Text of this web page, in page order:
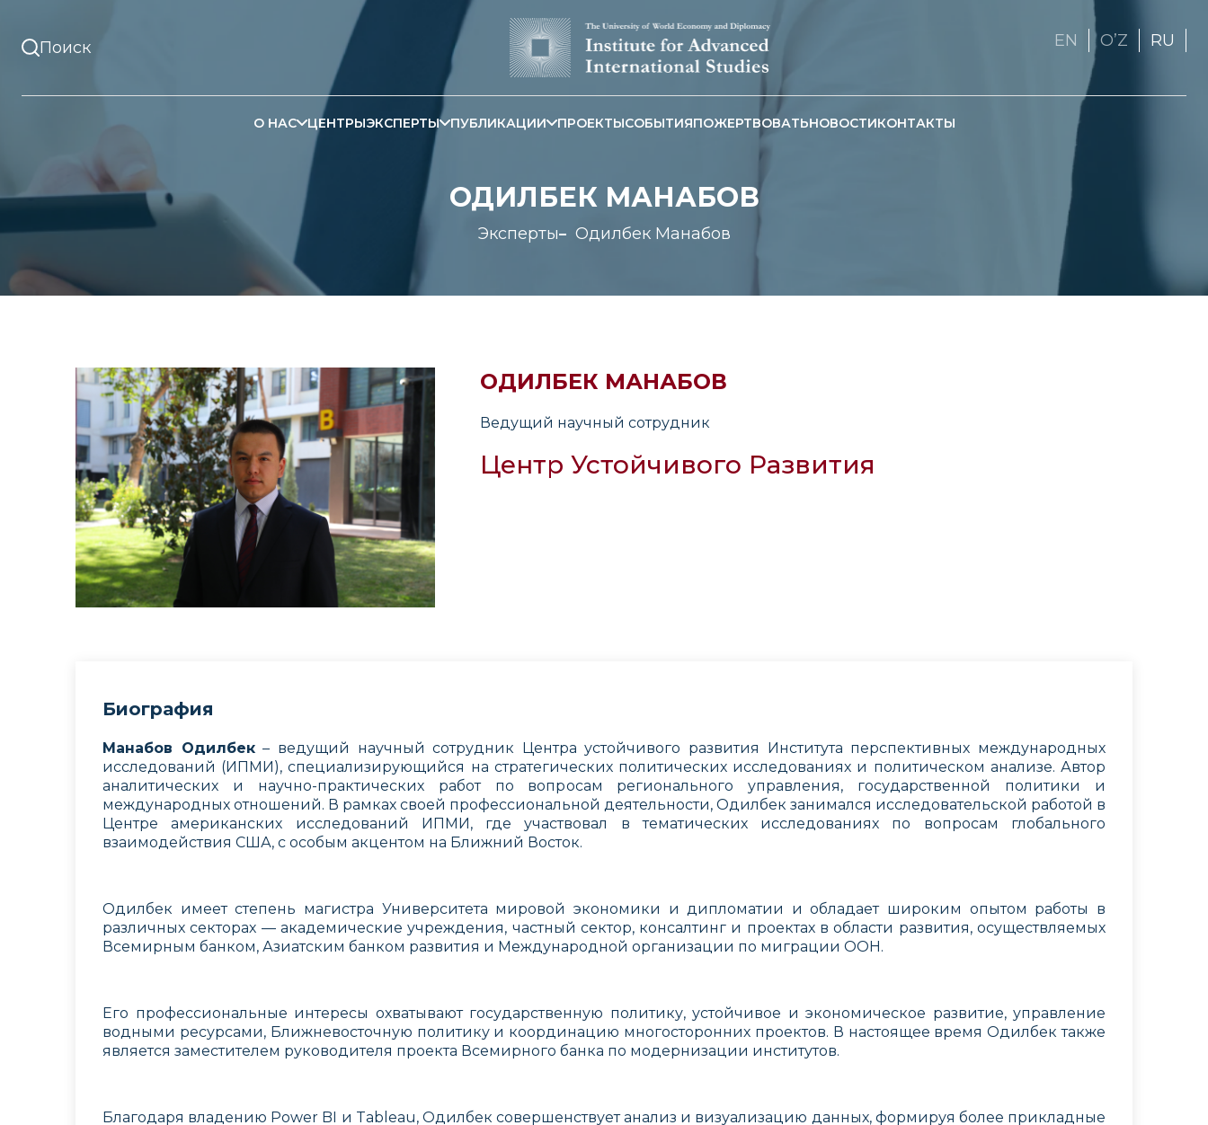
EN OʼZ RU
О НАС ЦЕНТРЫЭКСПЕРТЫ ПУБЛИКАЦИИ ПРОЕКТЫСОБЫТИЯПОЖЕРТВОВАТЬНОВОСТИКОНТАКТЫ
ОДИЛБЕК МАНАБОВ
Эксперты Одилбек Манабов
ОДИЛБЕК МАНАБОВ
Ведущий научный сотрудник
Центр Устойчивого Развития
Биография
Манабов Одилбек– ведущий научный сотрудник Центра устойчивого развития Института перспективных международных
исследований (ИПМИ), специализирующийся на стратегических политических исследованиях и политическом анализе. Автор
аналитических и научно-практических работ по вопросам регионального управления, государственной политики и
международных отношений. В рамках своей профессиональной деятельности, Одилбек занимался исследовательской работой в
Центре американских исследований ИПМИ, где участвовал в тематических исследованиях по вопросам глобального
взаимодействия США, с особым акцентом на Ближний Восток.
Одилбек имеет степень магистра Университета мировой экономики и дипломатии и обладает широким опытом работы в
различных секторах — академические учреждения, частный сектор, консалтинг и проектах в области развития, осуществляемых
Всемирным банком, Азиатским банком развития и Международной организации по миграции ООН.
Его профессиональные интересы охватывают государственную политику, устойчивое и экономическое развитие, управление
водными ресурсами, Ближневосточную политику и координацию многосторонних проектов. В настоящее время Одилбек также
является заместителем руководителя проекта Всемирного банка по модернизации институтов.
Благодаря владению Power BI и Tableau, Одилбек совершенствует анализ и визуализацию данных, формируя более прикладные